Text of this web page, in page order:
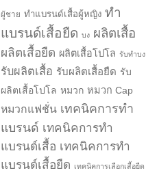
ผู้ชาย ทำแบรนด์เสื้อผู้หญิง ทำ
แบรนด์เสื้อยืด บง ผลิตเสื้อ
ผลิตเสื้อยืด ผลิตเสื้อโปโล รับทำบง
รับผลิตเสื้อ รับผลิตเสื้อยืด รับ
ผลิตเสื้อโปโล หมวก หมวก Cap
หมวกแฟชั่น เทคนิคการทำ
แบรนด์ เทคนิคการทำ
แบรนด์เสื้อ เทคนิคการทำ
แบรนด์เสื้อยืด เทคนิคการเลือกเสื้อยืด